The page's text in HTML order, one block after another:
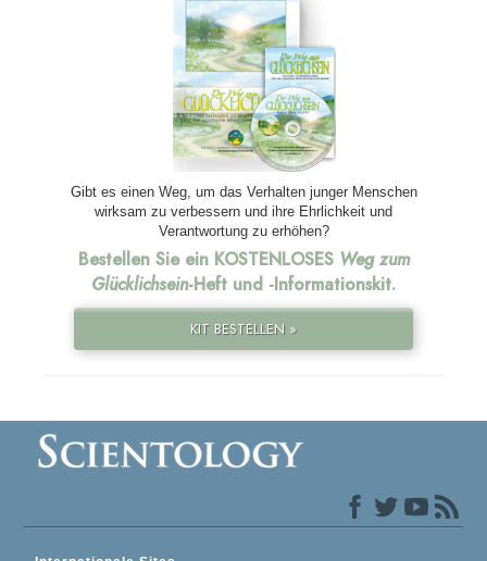
Gibt es einen Weg, um das Verhalten junger Menschen
wirksam zu verbessern und ihre Ehrlichkeit und
Verantwortung zu erhöhen?
Bestellen Sie ein KOSTENLOSES Weg zum
Glücklichsein-Heft und -Informationskit.
KIT BESTELLEN »